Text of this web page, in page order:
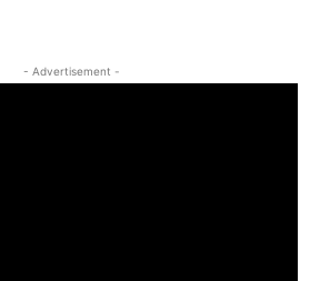
- Advertisement -